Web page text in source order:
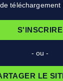
téléchargement
S'INSCRIRE
- ou -
LE